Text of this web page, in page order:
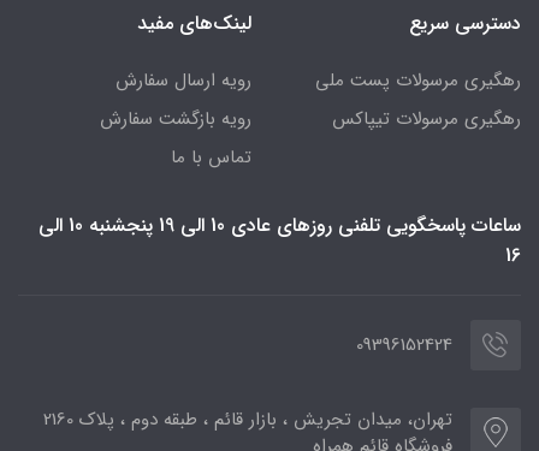
دسترسی سریع
رهگیری مرسولات پست ملی
رهگیری مرسولات تیپاکس
لینک‌های مفید
رویه ارسال سفارش
رویه بازگشت سفارش
تماس با ما
ساعات پاسخگویی تلفنی روزهای عادی 10 الی 19 پنجشنبه 10 الی
16
09396152424
تهران، میدان تجریش ، بازار قائم ، طبقه دوم ، پلاک 2160